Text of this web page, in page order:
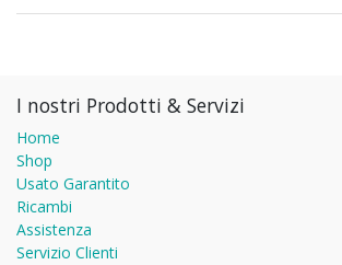
I nostri Prodotti & Servizi
Home
Shop
Usato Garantito
Ricambi
Assistenza
Servizio Clienti